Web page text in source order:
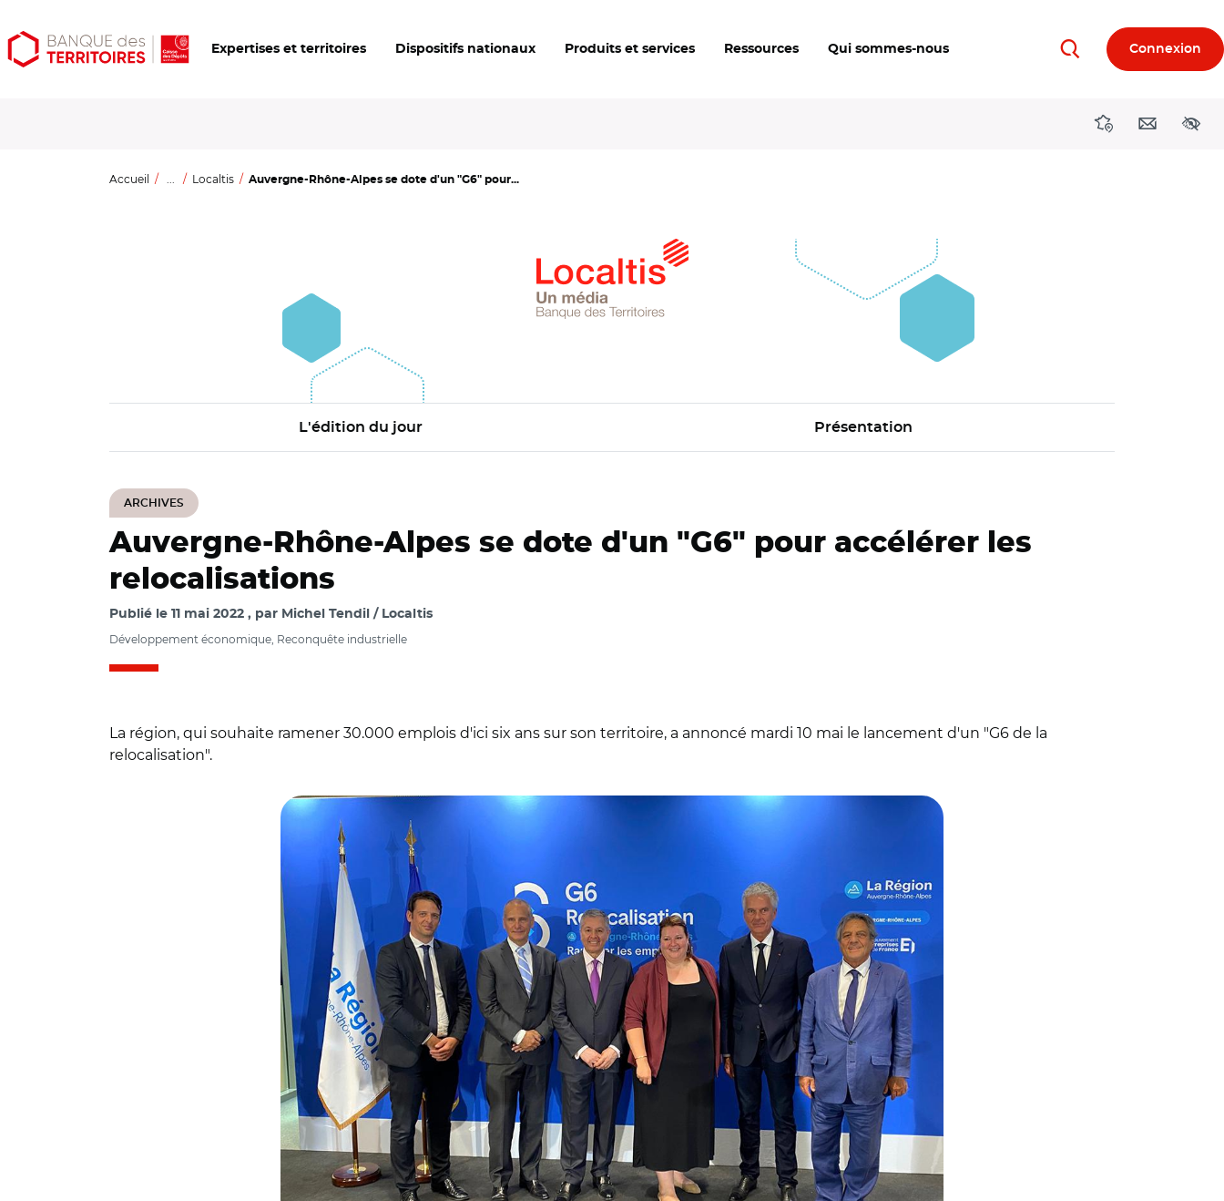
Aller
au
Aller
au
Ouvrir
les
Expertises et territoires Dispositifs nationaux Produits et services Ressources Qui sommes-nous RechercherConnexion
DirectionsContact
Accueil ... Localtis Auvergne-Rhône-Alpes se dote d'un "G6" pour...
L'édition du jour Présentation
ARCHIVES
Auvergne-Rhône-Alpes se dote d'un "G6" pour accélérer les
relocalisations
Publié le 11 mai 2022 par Michel Tendil / Localtis
Développement économique, Reconquête industrielle
La région, qui souhaite ramener 30.000 emplois d'ici six ans sur son territoire, a annoncé mardi 10 mai le lancement d'un "G6 de la
relocalisation".